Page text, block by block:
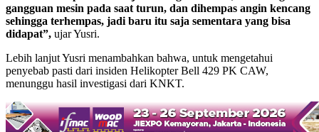
gangguan mesin pada saat turun, dan dihempas angin kencang
sehingga terhempas, jadi baru itu saja sementara yang bisa
didapat”, ujar Yusri.
Lebih lanjut Yusri menambahkan bahwa, untuk mengetahui
penyebab pasti dari insiden Helikopter Bell 429 PK CAW,
menunggu hasil investigasi dari KNKT.